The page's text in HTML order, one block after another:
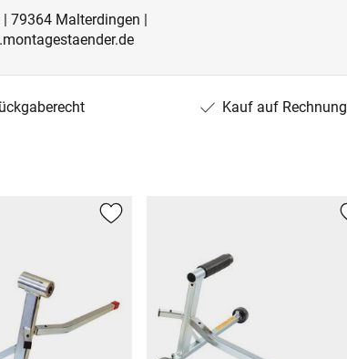
79364 Malterdingen |
Kauf auf Rechnung